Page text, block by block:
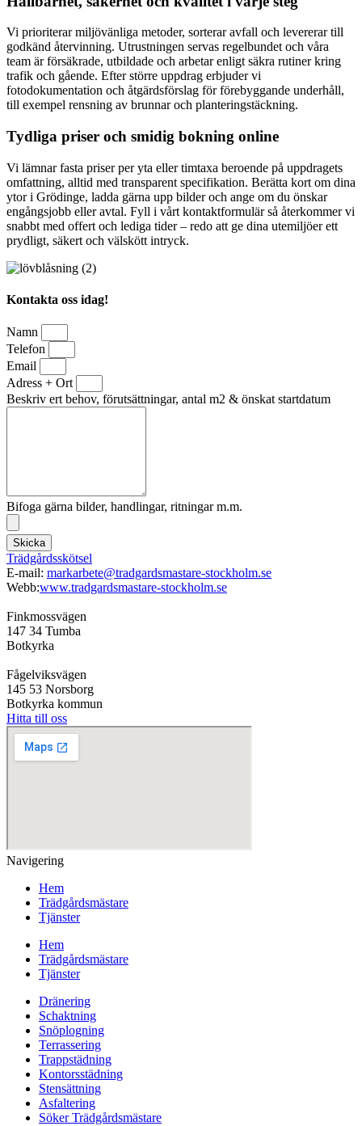
Vi prioriterar miljövänliga metoder, sorterar avfall och levererar till
godkänd återvinning. Utrustningen servas regelbundet och våra
team är försäkrade, utbildade och arbetar enligt säkra rutiner kring
trafik och gående. Efter större uppdrag erbjuder vi
fotodokumentation och åtgärdsförslag för förebyggande underhåll,
till exempel rensning av brunnar och planteringstäckning.
Tydliga priser och smidig bokning online
Vi lämnar fasta priser per yta eller timtaxa beroende på uppdragets
omfattning, alltid med transparent specifikation. Berätta kort om dina
ytor i Grödinge, ladda gärna upp bilder och ange om du önskar
engångsjobb eller avtal. Fyll i vårt kontaktformulär så återkommer vi
snabbt med offert och lediga tider – redo att ge dina utemiljöer ett
prydligt, säkert och välskött intryck.
Kontakta oss idag!
Namn
Telefon
Email
Adress + Ort
Beskriv ert behov, förutsättningar, antal m2 & önskat startdatum
Bifoga gärna bilder, handlingar, ritningar m.m.
Skicka
Trädgårdsskötsel
E-mail: markarbete@tradgardsmastare-stockholm.se
Webb:www.tradgardsmastare-stockholm.se
Finkmossvägen
147 34 Tumba
Botkyrka
Fågelviksvägen
145 53 Norsborg
Botkyrka kommun
Hitta till oss
Navigering
Hem
Trädgårdsmästare
Tjänster
Hem
Trädgårdsmästare
Tjänster
Dränering
Schaktning
Snöplogning
Terrassering
Trappstädning
Kontorsstädning
Stensättning
Asfaltering
Söker Trädgårdsmästare